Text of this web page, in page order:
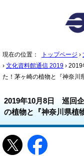
現在の位置： トップページ ›
› 文化資料館通信 2019 ›
た！茅ヶ崎の植物と『神奈川
2019年10月8日 巡回
の植物と『神奈川県植